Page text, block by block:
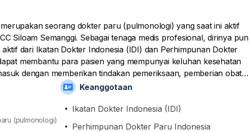
seorang dokter paru (pulmonologi) yang saat ini aktif
Siloam Semanggi. Sebagai tenaga medis profesional, dirinya pun
dari Ikatan Dokter Indonesia (IDI) dan Perhimpunan Dokter
membantu para pasien yang mempunyai keluhan kesehatan
dengan memberikan tindakan pemeriksaan, pemberian obat,
Dari sisi akademis, beliau telah menamatkan pendidikan
setelah sebelumnya menamatkan pendidikan Sarjana
Universitas Sriwijaya.
(pulmonologi)
Keanggotaan
Ikatan Dokter Indonesia (IDI)
Perhimpunan Dokter Paru Indonesia